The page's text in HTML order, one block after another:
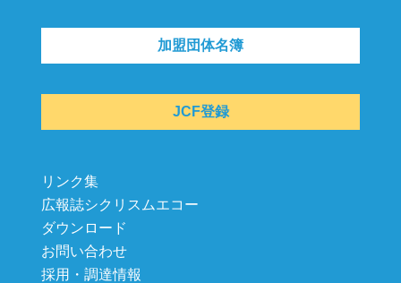
加盟団体名簿
JCF登録
リンク集
広報誌シクリスムエコー
ダウンロード
お問い合わせ
採用・調達情報